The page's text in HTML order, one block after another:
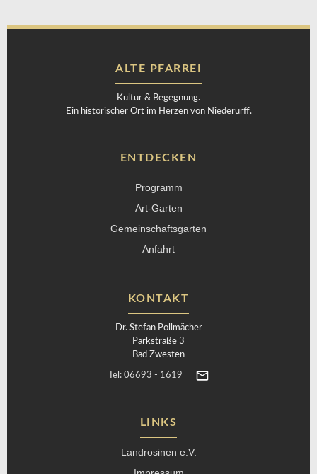
ALTE PFARREI
Kultur & Begegnung.
Ein historischer Ort im Herzen von Niederurff.
ENTDECKEN
Programm
Art-Garten
Gemeinschaftsgarten
Anfahrt
KONTAKT
Dr. Stefan Pollmächer
Parkstraße 3
Bad Zwesten
Tel: 06693 - 1619
LINKS
Landrosinen e.V.